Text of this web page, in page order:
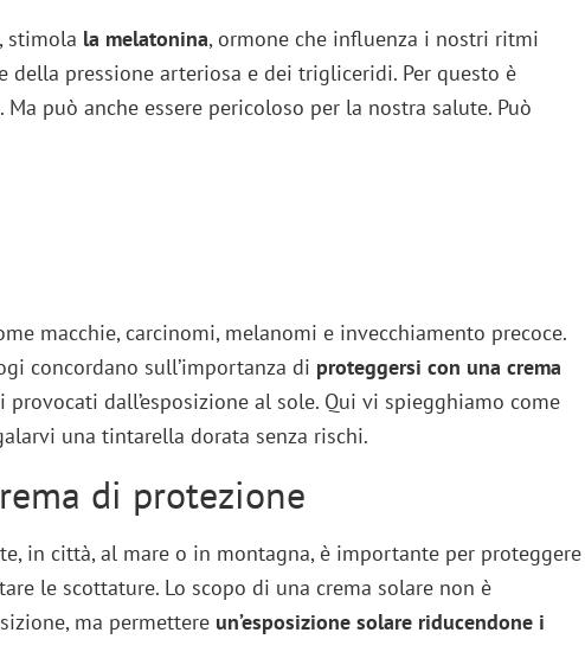
stimola la melatonina, ormone che influenza i nostri ritmi
pressione arteriosa e dei trigliceridi. Per questo è
può anche essere pericoloso per la nostra salute. Può
macchie, carcinomi, melanomi e invecchiamento precoce.
concordano sull’importanza di proteggersi con una crema
dall’esposizione al sole. Qui vi spiegghiamo come
una tintarella dorata senza rischi.
di protezione
in città, al mare o in montagna, è importante per proteggere
le scottature. Lo scopo di una crema solare non è
ma permettere un’esposizione solare riducendone i